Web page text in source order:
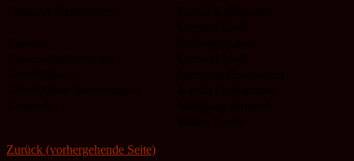
Zurück (vorhergehende Seite)